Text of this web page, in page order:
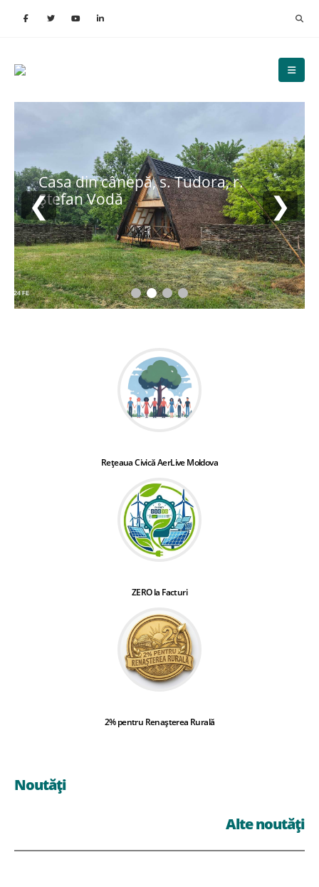
Casa din cânepă, s. Tudora, r.
Ștefan Vodă
❮ ❯
Rețeaua Civică AerLive Moldova
ZERO la Facturi
2% pentru Renașterea Rurală
Noutăți
Alte noutăți